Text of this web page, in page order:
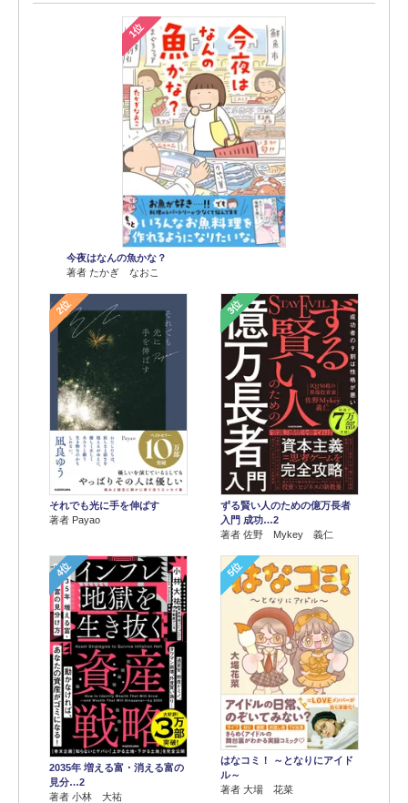
1位
今夜はなんの魚かな？
著者 たかぎ なおこ
2位
それでも光に手を伸ばす
著者 Payao
3位
ずる賢い人のための億万長者
入門 成功…2
著者 佐野 Mykey 義仁
4位
2035年 増える富・消える富の
見分…2
著者 小林 大祐
5位
はなコミ！ ～となりにアイド
ル～
著者 大場 花菜